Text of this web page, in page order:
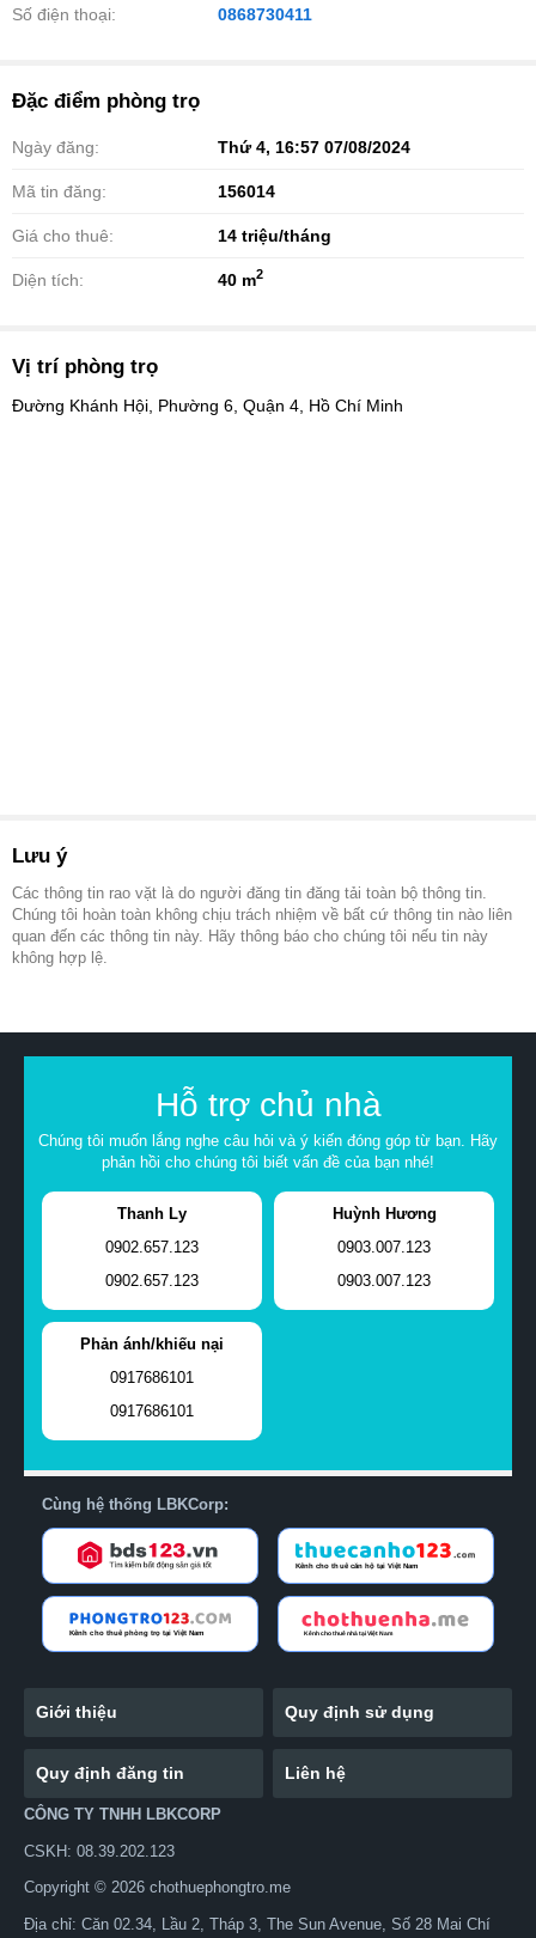
Số điện thoại: 0868730411
Đặc điểm phòng trọ
Ngày đăng: Thứ 4, 16:57 07/08/2024
Mã tin đăng: 156014
Giá cho thuê: 14 triệu/tháng
Diện tích: 40 m2
Vị trí phòng trọ
Đường Khánh Hội, Phường 6, Quận 4, Hồ Chí Minh
Lưu ý
Các thông tin rao vặt là do người đăng tin đăng tải toàn bộ thông tin.
Chúng tôi hoàn toàn không chịu trách nhiệm về bất cứ thông tin nào liên
quan đến các thông tin này. Hãy thông báo cho chúng tôi nếu tin này
không hợp lệ.
Hỗ trợ chủ nhà
Chúng tôi muốn lắng nghe câu hỏi và ý kiến đóng góp từ bạn. Hãy
phản hồi cho chúng tôi biết vấn đề của bạn nhé!
Thanh Ly
0902.657.123
0902.657.123
Huỳnh Hương
0903.007.123
0903.007.123
Phản ánh/khiếu nại
0917686101
0917686101
Cùng hệ thống LBKCorp:
Giới thiệu Quy định sử dụng
Quy định đăng tin Liên hệ
CÔNG TY TNHH LBKCORP
CSKH: 08.39.202.123
Copyright © 2026 chothuephongtro.me
Địa chỉ: Căn 02.34, Lầu 2, Tháp 3, The Sun Avenue, Số 28 Mai Chí